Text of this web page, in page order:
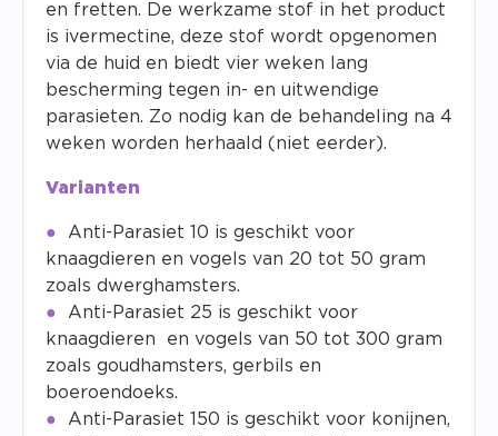
en fretten. De werkzame stof in het product
is ivermectine, deze stof wordt opgenomen
via de huid en biedt vier weken lang
bescherming tegen in- en uitwendige
parasieten. Zo nodig kan de behandeling na 4
weken worden herhaald (niet eerder).
Varianten
Anti-Parasiet 10 is geschikt voor
knaagdieren en vogels van 20 tot 50 gram
zoals dwerghamsters.
Anti-Parasiet 25 is geschikt voor
knaagdieren en vogels van 50 tot 300 gram
zoals goudhamsters, gerbils en
boeroendoeks.
Anti-Parasiet 150 is geschikt voor konijnen,